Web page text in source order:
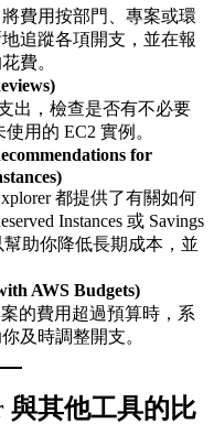
費用按部門、專案或環
追蹤各項開支，並在報
費。
出，檢查是否有不必要
用的 EC2 實例。
for
都提供了有關如何
Instances 或 Savings
助你降低長期成本，並
AWS Budgets)
的費用超過預算時，系
及時調整開支。
與其他工具的比